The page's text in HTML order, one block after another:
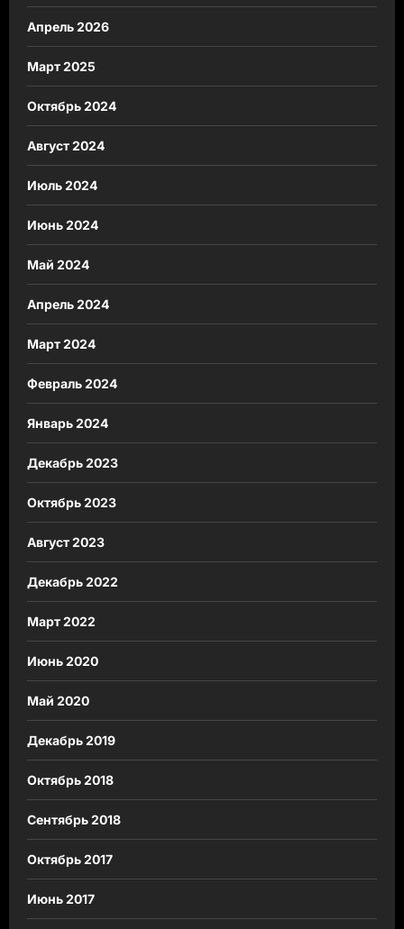
Апрель 2026
Март 2025
Октябрь 2024
Август 2024
Июль 2024
Июнь 2024
Май 2024
Апрель 2024
Март 2024
Февраль 2024
Январь 2024
Декабрь 2023
Октябрь 2023
Август 2023
Декабрь 2022
Март 2022
Июнь 2020
Май 2020
Декабрь 2019
Октябрь 2018
Сентябрь 2018
Октябрь 2017
Июнь 2017